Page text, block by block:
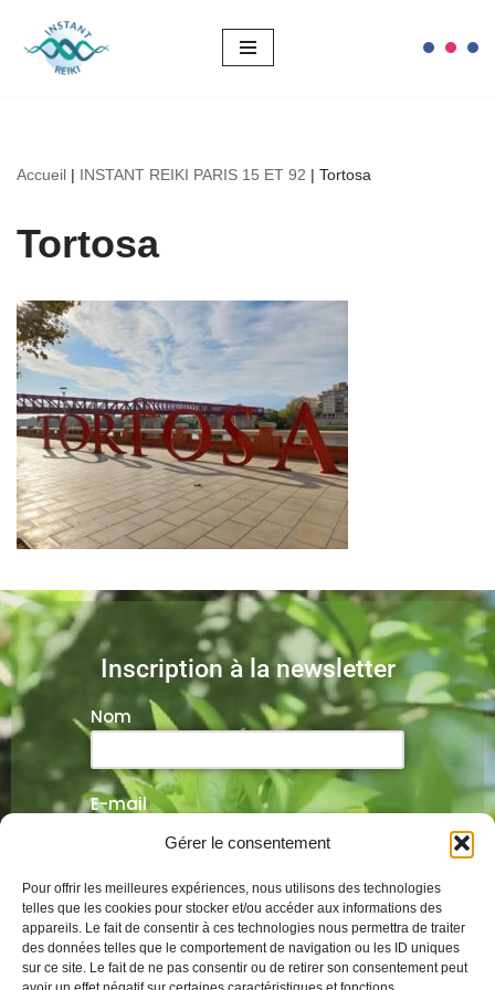
Gérer le consentement
Pour offrir les meilleures expériences, nous utilisons des technologies
telles que les cookies pour stocker et/ou accéder aux informations des
appareils. Le fait de consentir à ces technologies nous permettra de traiter
des données telles que le comportement de navigation ou les ID uniques
sur ce site. Le fait de ne pas consentir ou de retirer son consentement peut
Aller
Accueil | INSTANT REIKI PARIS 15 ET 92 | Tortosa
Tortosa
Inscription à la newsletter
Nom
E-mail
Veuillez laisser ce champ vide.
Alternative: